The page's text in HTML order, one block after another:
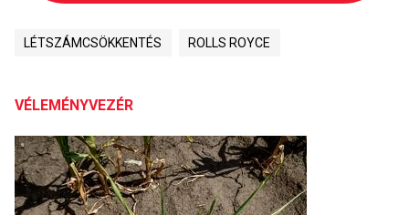
LÉTSZÁMCSÖKKENTÉS ROLLS ROYCE
VÉLEMÉNYVEZÉR